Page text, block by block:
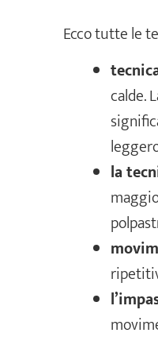
Ecco tutte le
calde.
la